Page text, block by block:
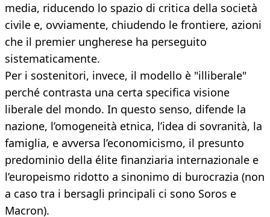
media, riducendo lo spazio di critica della società
civile e, ovviamente, chiudendo le frontiere, azioni
che il premier ungherese ha perseguito
sistematicamente.
Per i sostenitori, invece, il modello è "illiberale"
perché contrasta una certa specifica visione
liberale del mondo. In questo senso, difende la
nazione, l’omogeneità etnica, l’idea di sovranità, la
famiglia, e avversa l’economicismo, il presunto
predominio della élite finanziaria internazionale e
l’europeismo ridotto a sinonimo di burocrazia (non
a caso tra i bersagli principali ci sono Soros e
Macron).